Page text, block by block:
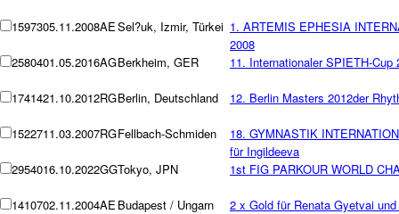
1597305.11.2008AESel?uk, Izmir, Türkei 1. ARTEMIS EPHESIA
2008
2580401.05.2016AGBerkheim, GER 11. Internationaler SPIETH-Cup
1741421.10.2012RGBerlin, Deutschland 12. Berlin Masters 2012der
1522711.03.2007RGFellbach-Schmiden
18. GYMNASTIK
für Ingildeeva
2954016.10.2022GGTokyo, JPN 1st FIG PARKOUR WORLD
1410702.11.2004AE Budapest / Ungarn 2 x Gold für Renata Gyetvai